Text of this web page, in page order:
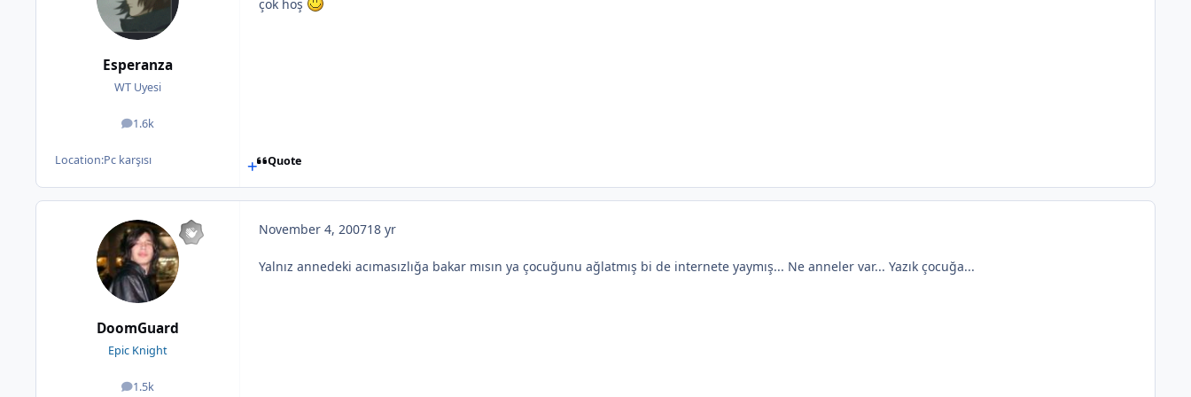
Esperanza
WT Uyesi
1.6k
posts
Location:Pc karşısı
çok hoş
Quote
DoomGuard
Epic Knight
1.5k
posts
November 4, 200718 yr
Yalnız annedeki acımasızlığa bakar mısın ya çocuğunu ağlatmış bi de internete yaymış... Ne anneler var... Yazık çocuğa...